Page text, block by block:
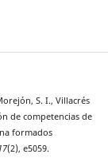
S. I., Villacrés
de competencias de
formados
(2), e5059.